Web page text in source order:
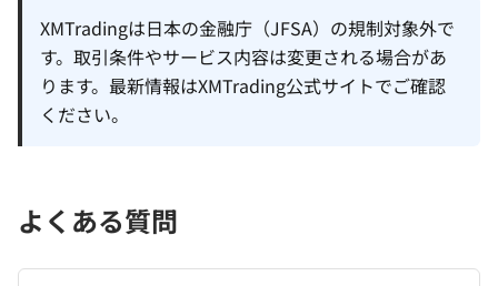
XMTradingは日本の金融庁（JFSA）の規制対象外で
す。取引条件やサービス内容は変更される場合があ
ります。最新情報はXMTrading公式サイトでご確認
ください。
よくある質問